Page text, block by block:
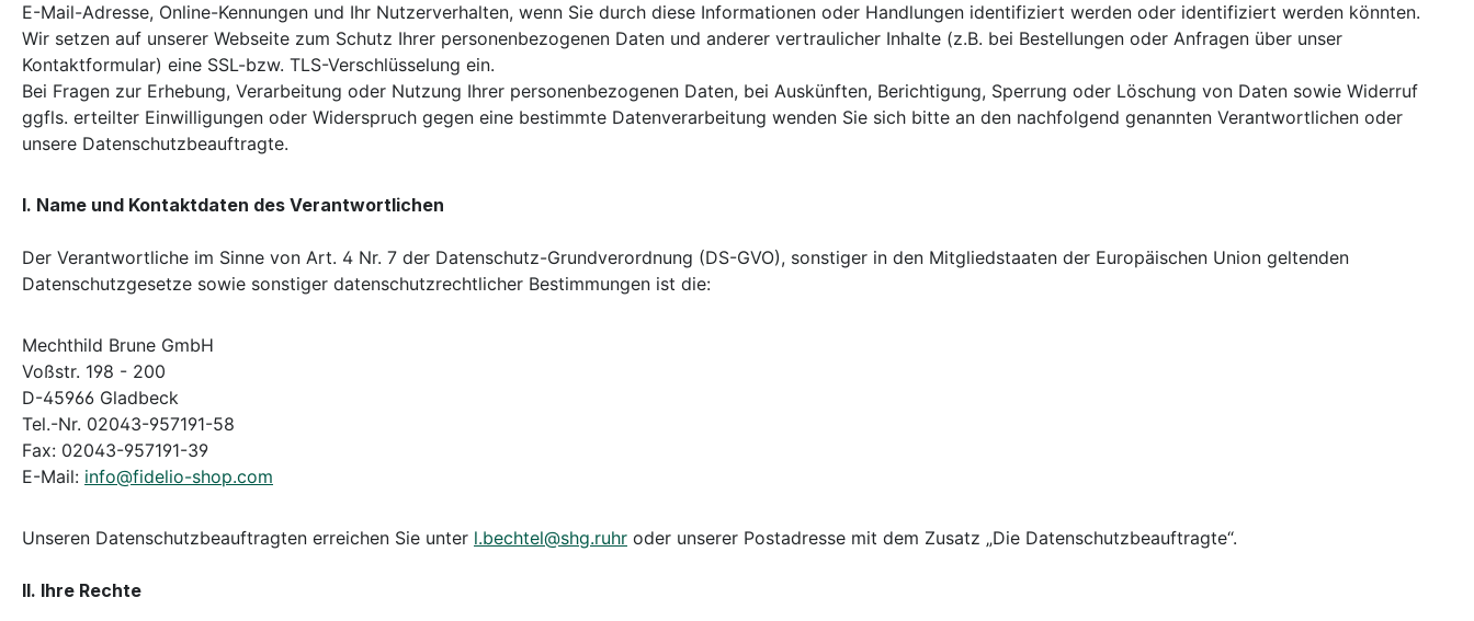
E-Mail-Adresse, Online-Kennungen und Ihr Nutzerverhalten, wenn Sie durch diese Informationen oder Handlungen identifiziert werden oder identifiziert werden könnten.
Wir setzen auf unserer Webseite zum Schutz Ihrer personenbezogenen Daten und anderer vertraulicher Inhalte (z.B. bei Bestellungen oder Anfragen über unser
Kontaktformular) eine SSL-bzw. TLS-Verschlüsselung ein.
Bei Fragen zur Erhebung, Verarbeitung oder Nutzung Ihrer personenbezogenen Daten, bei Auskünften, Berichtigung, Sperrung oder Löschung von Daten sowie Widerruf
ggfls. erteilter Einwilligungen oder Widerspruch gegen eine bestimmte Datenverarbeitung wenden Sie sich bitte an den nachfolgend genannten Verantwortlichen oder
unsere Datenschutzbeauftragte.
I. Name und Kontaktdaten des Verantwortlichen
Der Verantwortliche im Sinne von Art. 4 Nr. 7 der Datenschutz-Grundverordnung (DS-GVO), sonstiger in den Mitgliedstaaten der Europäischen Union geltenden
Datenschutzgesetze sowie sonstiger datenschutzrechtlicher Bestimmungen ist die:
Mechthild Brune GmbH
Voßstr. 198 - 200
D-45966 Gladbeck
Tel.-Nr. 02043-957191-58
Fax: 02043-957191-39
E-Mail: info@fidelio-shop.com
Unseren Datenschutzbeauftragten erreichen Sie unter l.bechtel@shg.ruhr oder unserer Postadresse mit dem Zusatz „Die Datenschutzbeauftragte“.
II. Ihre Rechte